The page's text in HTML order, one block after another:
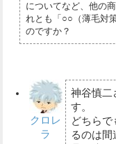
についてなど、他の
れとも「○○（薄毛対
のですか？
クロレ
ラ
神谷慎二
す。
どちら
るのは